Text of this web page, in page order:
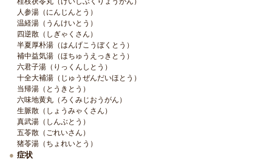
人参湯（にんじんとう）
温経湯（うんけいとう）
四逆散（しぎゃくさん）
半夏厚朴湯（はんげこうぼくとう）
補中益気湯（ほちゅうえっきとう）
六君子湯（りっくんしとう）
十全大補湯（じゅうぜんだいほとう）
当帰湯（とうきとう）
六味地黄丸（ろくみじおうがん）
生脈散（しょうみゃくさん）
真武湯（しんぶとう）
五苓散（ごれいさん）
猪苓湯（ちょれいとう）
症状